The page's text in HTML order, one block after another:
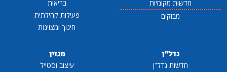
חדשות מקומיות
מבזקים
בריאות
פעילות קהילתית
חינוך ומצוינות
נדל"ן
חדשות נדל"ן
מגזין
עיצוב וסטייל